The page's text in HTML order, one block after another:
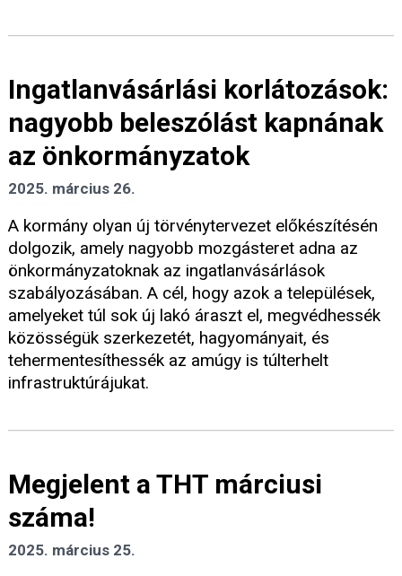
Ingatlanvásárlási korlátozások:
nagyobb beleszólást kapnának
az önkormányzatok
2025. március 26.
A kormány olyan új törvénytervezet előkészítésén
dolgozik, amely nagyobb mozgásteret adna az
önkormányzatoknak az ingatlanvásárlások
szabályozásában. A cél, hogy azok a települések,
amelyeket túl sok új lakó áraszt el, megvédhessék
közösségük szerkezetét, hagyományait, és
tehermentesíthessék az amúgy is túlterhelt
infrastruktúrájukat.
Megjelent a THT márciusi
száma!
2025. március 25.